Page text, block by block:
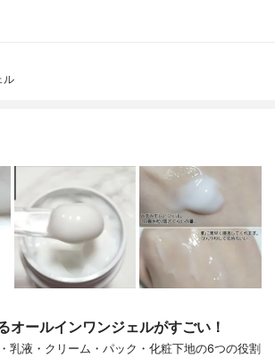
ル
オールインワンジェルがすごい！
乳液・クリーム・ パック・化粧下地の6つの役割